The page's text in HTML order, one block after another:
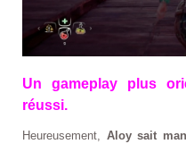
Un gameplay plus
réussi.
Heureusement, Aloy sait